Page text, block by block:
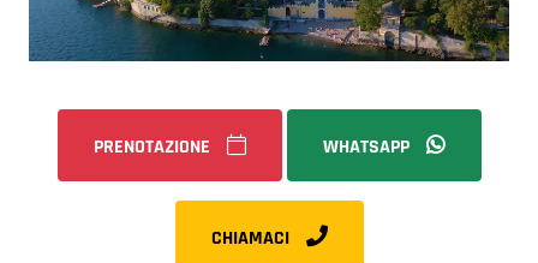
PRENOTAZIONE WHATSAPP
CHIAMACI